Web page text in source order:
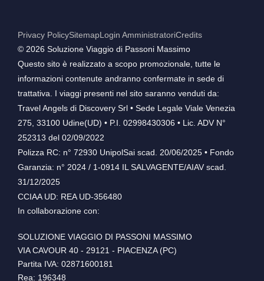
Privacy PolicySitemapLogin AmministratoriCredits
©️ 2026 Soluzione Viaggio di Passoni Massimo
Questo sito è realizzato a scopo promozionale, tutte le
informazioni contenute andranno confermate in sede di
trattativa. I viaggi presenti nel sito saranno venduti da:
Travel Angels di Discovery Srl • Sede Legale Viale Venezia
275, 33100 Udine(UD) • P.I. 02998430306 • Lic. ADV N°
252313 del 02/09/2022
Polizza RC: n° 72930 UnipolSai scad. 20/06/2025 • Fondo
Garanzia: n° 2024 / 1-0914 IL SALVAGENTE/AIAV scad.
31/12/2025
CCIAA UD: REA UD-356480
In collaborazione con:
SOLUZIONE VIAGGIO DI PASSONI MASSIMO
VIA CAVOUR 40 - 29121 - PIACENZA (PC)
Partita IVA: 02871600181
Rea: 196348